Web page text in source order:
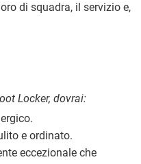
di squadra, il servizio e,
Locker, dovrai:
e ordinato.
eccezionale che